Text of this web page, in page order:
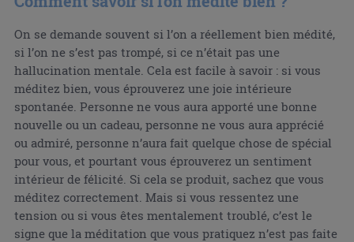
On se demande souvent si l’on a réellement bien médité,
si l’on ne s’est pas trompé, si ce n’était pas une
hallucination mentale. Cela est facile à savoir : si vous
méditez bien, vous éprouverez une joie intérieure
spontanée. Personne ne vous aura apporté une bonne
nouvelle ou un cadeau, personne ne vous aura apprécié
ou admiré, personne n’aura fait quelque chose de spécial
pour vous, et pourtant vous éprouverez un sentiment
intérieur de félicité. Si cela se produit, sachez que vous
méditez correctement. Mais si vous ressentez une
tension ou si vous êtes mentalement troublé, c’est le
signe que la méditation que vous pratiquez n’est pas faite